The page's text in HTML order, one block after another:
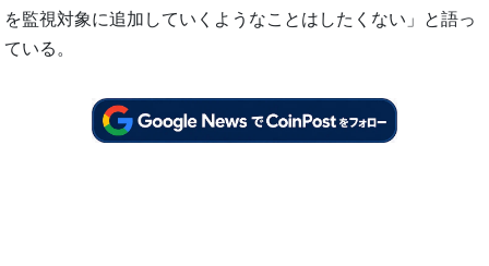
を監視対象に追加していくようなことはしたくない」と語っ
ている。